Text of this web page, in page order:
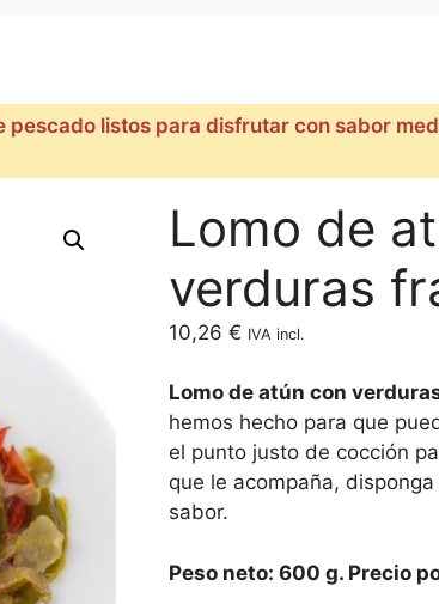
pescado listos para disfrutar con sabor
Lomo de
verduras
10,26€ IVA incl.
Lomo de atún con
hemos hecho para que
el punto justo de cocción
que le acompaña,
sabor.
Peso neto: 600 g. Precio